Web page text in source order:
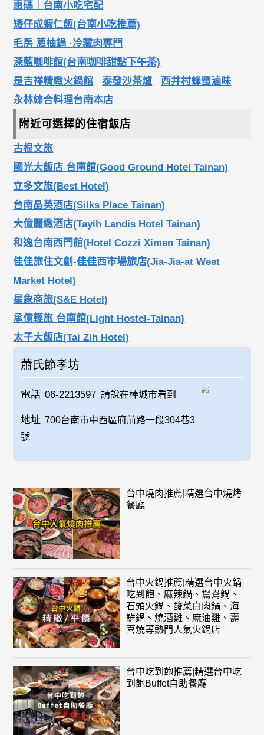
惠碼｜台南小吃宅配
矮仔成蝦仁飯(台南小吃推薦)
毛房 蔥柚鍋 ·冷藏肉專門
深藍咖啡館(台南咖啡甜點下午茶)
是吉祥精緻火鍋館
泰發沙茶爐
西井村蜂蜜滷味
永林綜合料理台南本店
附近可選擇的住宿飯店
古根文旅
國光大飯店 台南館(Good Ground Hotel Tainan)
立多文旅(Best Hotel)
台南晶英酒店(Silks Place Tainan)
大億麗緻酒店(Tayih Landis Hotel Tainan)
和逸台南西門館(Hotel Cozzi Ximen Tainan)
佳佳旅住文創-佳佳西市場旅店(Jia-Jia-at West
Market Hotel)
星象商旅(S&E Hotel)
承億輕旅 台南館(Light Hostel-Tainan)
太子大飯店(Tai Zih Hotel)
蕭氏節孝坊
電話 06-2213597 請說在棒城市看到
地址 700台南市中西區府前路一段304巷3
號
台中燒肉推薦|精選台中燒烤
餐廳
台中火鍋推薦|精選台中火鍋
吃到飽、麻辣鍋、鴛鴦鍋、
石頭火鍋、酸菜白肉鍋、海
鮮鍋、燒酒雞、麻油雞、壽
喜燒等熱門人氣火鍋店
台中吃到飽推薦|精選台中吃
到飽Buffet自助餐廳